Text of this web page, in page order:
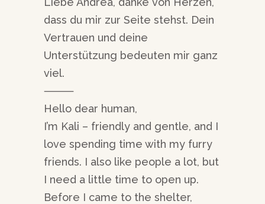
dass du mir zur Seite stehst. Dein
Vertrauen und deine
Unterstützung bedeuten mir ganz
viel.
⸻
Hello dear human,
I’m Kali – friendly and gentle, and I
love spending time with my furry
friends. I also like people a lot, but
I need a little time to open up.
Before I came to the shelter,